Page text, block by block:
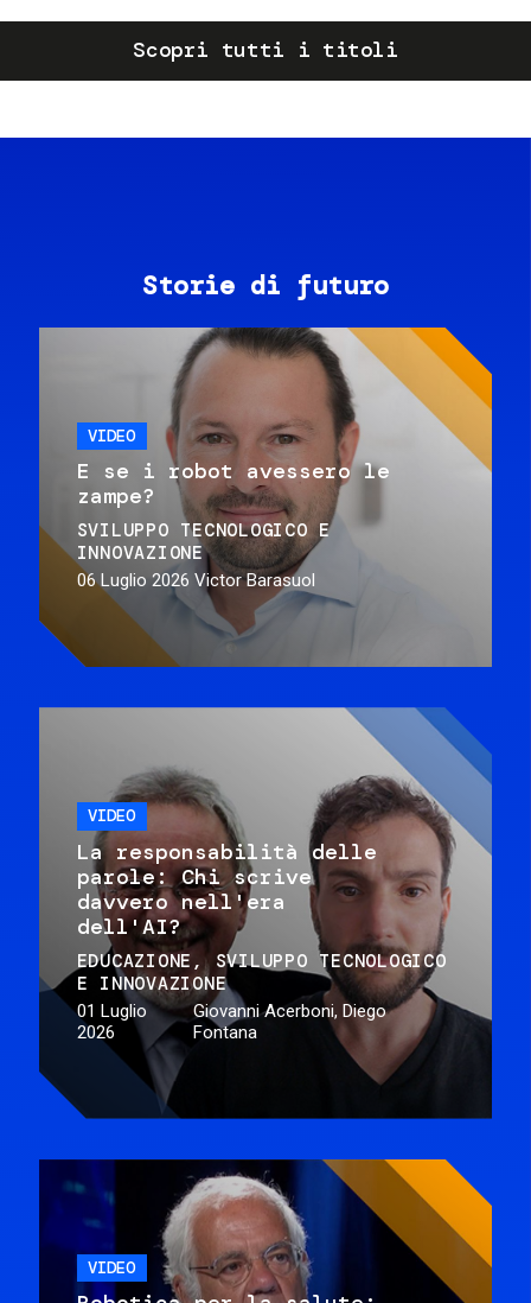
Scopri tutti i titoli
Storie di futuro
VIDEO
E se i robot avessero le
zampe?
SVILUPPO TECNOLOGICO E
INNOVAZIONE
06 Luglio 2026 Victor Barasuol
VIDEO
La responsabilità delle
parole: Chi scrive
davvero nell'era
dell'AI?
EDUCAZIONE
SVILUPPO TECNOLOGICO
E INNOVAZIONE
01 Luglio
2026
Giovanni Acerboni, Diego
Fontana
VIDEO